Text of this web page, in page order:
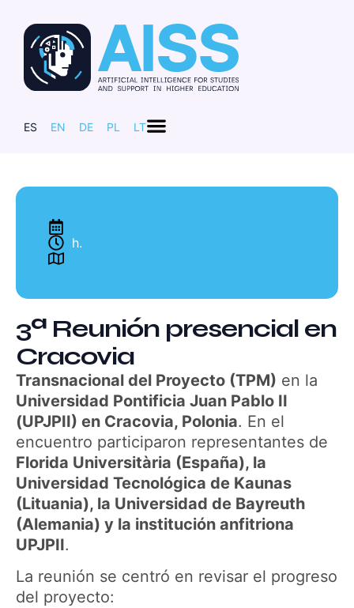
ES EN DE PL LT
h.
3ª Reunión presencial en
Cracovia
Transnacional del Proyecto (TPM) en la
Universidad Pontificia Juan Pablo II
(UPJPII) en Cracovia, Polonia. En el
encuentro participaron representantes de
Florida Universitària (España), la
Universidad Tecnológica de Kaunas
(Lituania), la Universidad de Bayreuth
(Alemania) y la institución anfitriona
UPJPII.
La reunión se centró en revisar el progreso
del proyecto: